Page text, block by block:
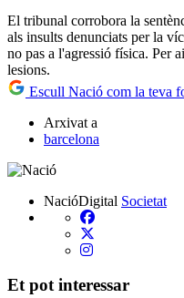
El tribunal corrobora la
als insults denunciats per la
no pas a l'agressió física. Per
lesions.
Escull Nació com la teva
Arxivat a
barcelona
NacióDigital Societat
Et pot interessar